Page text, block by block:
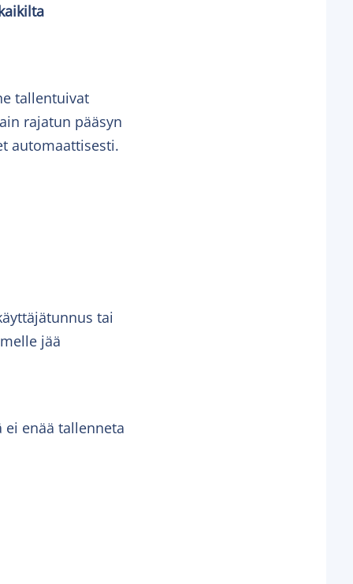
tallentuivat
rajatun pääsyn
automaattisesti.
tai
jää
ei enää tallenneta